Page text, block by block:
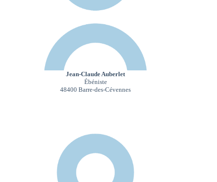
Jean-Claude Auberlet
Ébéniste
48400 Barre-des-Cévennes